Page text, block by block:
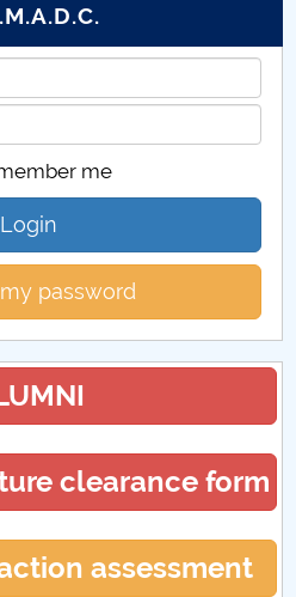
2019
2011
2012
2014
2015
2016
2023
me
Login
password
clearance form
assessment